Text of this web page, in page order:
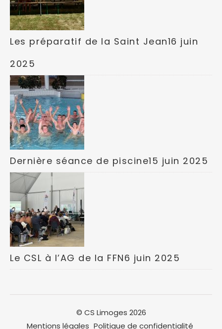
Les préparatif de la Saint Jean16 juin
2025
Dernière séance de piscine15 juin 2025
Le CSL à l’AG de la FFN6 juin 2025
© CS Limoges 2026
Mentions légales Politique de confidentialité